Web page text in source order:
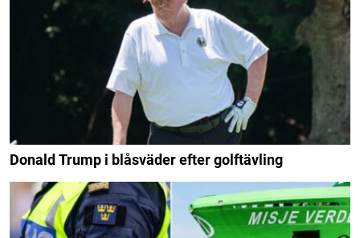
Donald Trump i blåsväder efter golftävling